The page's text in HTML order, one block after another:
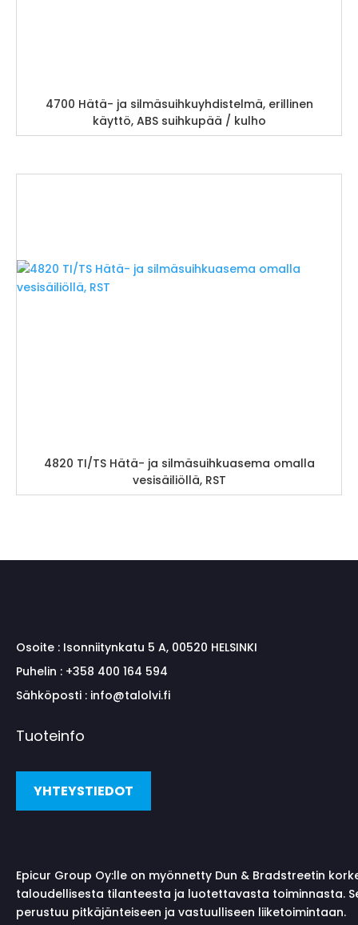
4700 Hätä- ja silmäsuihkuyhdistelmä, erillinen
käyttö, ABS suihkupää / kulho
4820 TI/TS Hätä- ja silmäsuihkuasema omalla
vesisäiliöllä, RST
Osoite : Isonniitynkatu 5 A, 00520 HELSINKI
Puhelin : +358 400 164 594
Sähköposti : info@talolvi.fi
Tuoteinfo
YHTEYSTIEDOT
Epicur Group Oy:lle on myönnetty Dun & Bradstreetin
taloudellisesta tilanteesta ja luotettavasta toiminnasta.
perustuu pitkäjänteiseen ja vastuulliseen liiketoimintaan.